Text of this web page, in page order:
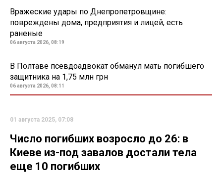
Вражеские удары по Днепропетровщине:
повреждены дома, предприятия и лицей, есть
раненые
06 августа 2026, 08:19
В Полтаве псевдоадвокат обманул мать погибшего
защитника на 1,75 млн грн
06 августа 2026, 08:11
01 августа 2025, 07:08
Число погибших возросло до 26: в
Киеве из-под завалов достали тела
еще 10 погибших